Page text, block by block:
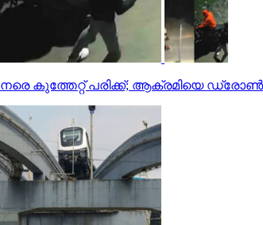
കുത്തേറ്റ് പരിക്ക്; ആക്രമിയെ ഡ്രോണ്‍